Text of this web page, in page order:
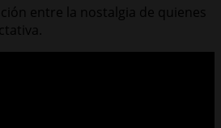
entre la nostalgia de quienes